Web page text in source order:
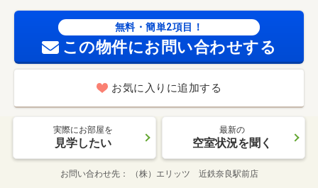
無料・簡単2項目！
この物件にお問い合わせする
お気に入りに追加する
実際にお部屋を
見学したい
最新の
空室状況を聞く
お問い合わせ先 （株）エリッツ 近鉄奈良駅前店